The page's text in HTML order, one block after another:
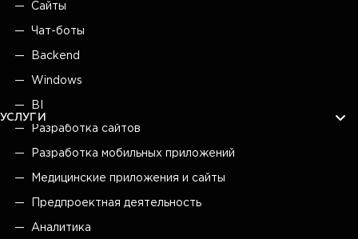
Сайты
Чат-боты
Backend
Windows
BI
УСЛУГИ
Разработка сайтов
Разработка мобильных приложений
Медицинские приложения и сайты
Предпроектная деятельность
Аналитика